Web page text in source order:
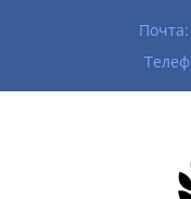
Почта: